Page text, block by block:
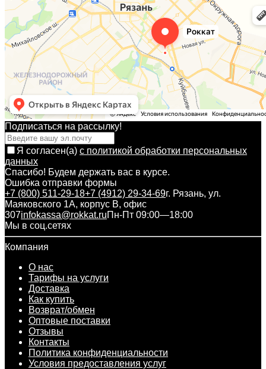
Подписаться на рассылкy!
Я согласен(a) с политикой обработки персональных
данных
Спасибо! Будем держать вас в курсе.
Ошибка отправки формы
+7 (800) 511-29-18+7 (4912) 29-34-69г. Рязань, ул.
Маяковского 1А, корпус B, офис
307infokassa@rokkat.ruПн-Пт 09:00—18:00
Мы в соц.сетях
Компания
О нас
Тарифы на услуги
Доставка
Как купить
Возврат/обмен
Оптовые поставки
Отзывы
Контакты
Политика конфиденциальности
Условия предоставления услуг